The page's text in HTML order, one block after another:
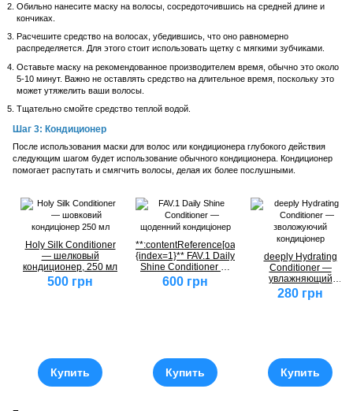
Обильно нанесите маску на волосы, сосредоточившись на средней длине и
кончиках.
Расчешите средство на волосах, убедившись, что оно равномерно
распределяется. Для этого стоит использовать щетку с мягкими зубчиками.
Оставьте маску на рекомендованное производителем время, обычно это около
5-10 минут. Важно не оставлять средство на длительное время, поскольку это
может утяжелить ваши волосы.
Тщательно смойте средство теплой водой.
Шаг 3: Кондиционер
После использования маски для волос или кондиционера глубокого действия
следующим шагом будет использование обычного кондиционера. Кондиционер
помогает распутать и смягчить волосы, делая их более послушными.
Holy Silk Conditioner
— шелковый
кондиционер, 250 мл
500 грн
Купить
**:contentReference[oaicite:1]
{index=1}** FAV.1 Daily
Shine Conditioner —
ежедневный
кондиционер
600 грн
Купить
deeply Hydrating
Conditioner —
увлажняющий
кондиционер
280 грн
Купить